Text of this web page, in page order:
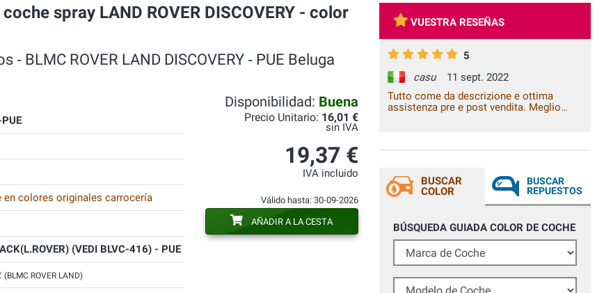
spray LAND ROVER DISCOVERY - color
BLMC ROVER LAND DISCOVERY ‐ PUE Beluga
en colores originales carrocería
(VEDI BLVC-416) - PUE
(BLMC ROVER LAND)
Disponibilidad: Buena
Precio Unitario: 16,01 €
sin IVA
19,37 €
IVA incluido
Válido hasta: 30-09-2026
AÑADIR A LA CESTA
VUESTRA RESEÑAS
5
casu
11 sept. 2022
Tutto come da descrizione e ottima
assistenza pre e post vendita. Meglio
BUSCAR
COLOR
BUSCAR
REPUESTOS
BÚSQUEDA GUIADA COLOR DE COCHE
Marca de Coche
Modelo de Coche